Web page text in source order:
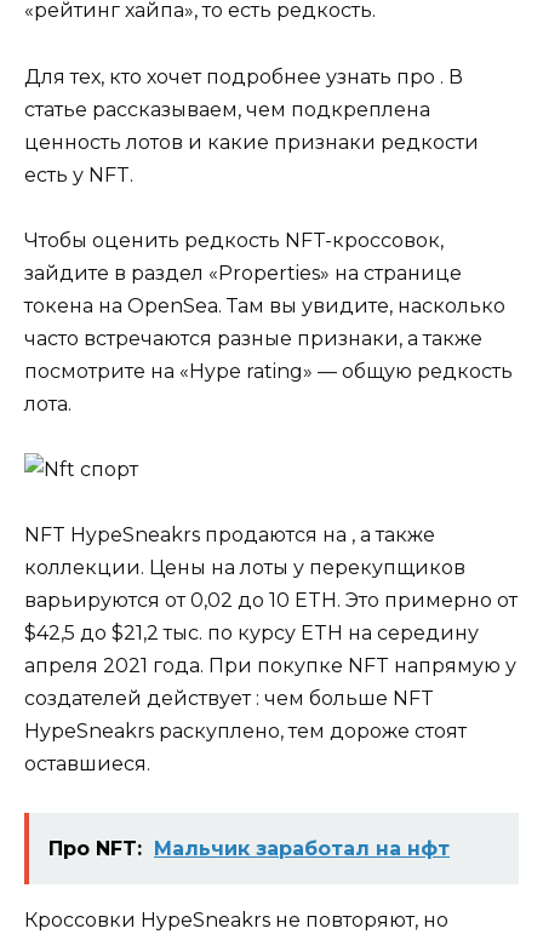
«рейтинг хайпа», то есть редкость.
Для тех, кто хочет подробнее узнать про . В
статье рассказываем, чем подкреплена
ценность лотов и какие признаки редкости
есть у NFT.
Чтобы оценить редкость NFT-кроссовок,
зайдите в раздел «Properties» на странице
токена на OpenSea. Там вы увидите, насколько
часто встречаются разные признаки, а также
посмотрите на «Hype rating» — общую редкость
лота.
NFT HypeSneakrs продаются на , а также
коллекции. Цены на лоты у перекупщиков
варьируются от 0,02 до 10 ETH. Это примерно от
$42,5 до $21,2 тыс. по курсу ETH на середину
апреля 2021 года. При покупке NFT напрямую у
создателей действует : чем больше NFT
HypeSneakrs раскуплено, тем дороже стоят
оставшиеся.
Про NFT: Мальчик заработал на нфт
Кроссовки HypeSneakrs не повторяют, но